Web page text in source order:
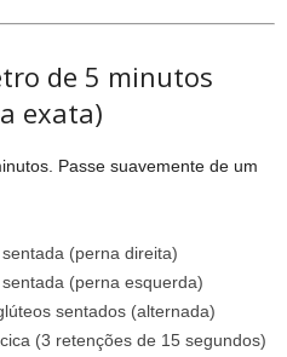
de 5 minutos
exata)
Passe suavemente de um
(perna direita)
(perna esquerda)
sentados (alternada)
(3 retenções de 15 segundos)